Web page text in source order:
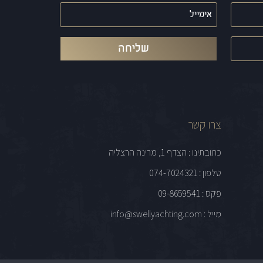
אימייל
(חובה)
צרו קשר
כתובתינו : הצדף 1, מרינה הרצליה
טלפון : 074-7024321
פקס : 09-8659541
מייל : info@swellyachting.com